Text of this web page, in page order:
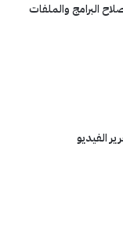
البرامج والملفات